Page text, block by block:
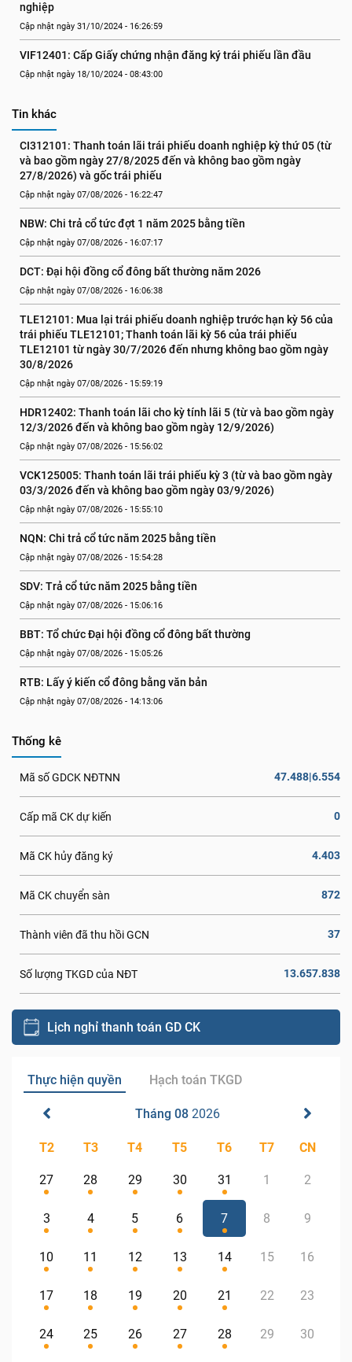
nghiệp
Cập nhật ngày 31/10/2024 - 16:26:59
VIF12401: Cấp Giấy chứng nhận đăng ký trái phiếu lần đầu
Cập nhật ngày 18/10/2024 - 08:43:00
Tin khác
CI312101: Thanh toán lãi trái phiếu doanh nghiệp kỳ thứ 05 (từ
và bao gồm ngày 27/8/2025 đến và không bao gồm ngày
27/8/2026) và gốc trái phiếu
Cập nhật ngày 07/08/2026 - 16:22:47
NBW: Chi trả cổ tức đợt 1 năm 2025 bằng tiền
Cập nhật ngày 07/08/2026 - 16:07:17
DCT: Đại hội đồng cổ đông bất thường năm 2026
Cập nhật ngày 07/08/2026 - 16:06:38
TLE12101: Mua lại trái phiếu doanh nghiệp trước hạn kỳ 56 của
trái phiếu TLE12101; Thanh toán lãi kỳ 56 của trái phiếu
TLE12101 từ ngày 30/7/2026 đến nhưng không bao gồm ngày
30/8/2026
Cập nhật ngày 07/08/2026 - 15:59:19
HDR12402: Thanh toán lãi cho kỳ tính lãi 5 (từ và bao gồm ngày
12/3/2026 đến và không bao gồm ngày 12/9/2026)
Cập nhật ngày 07/08/2026 - 15:56:02
VCK125005: Thanh toán lãi trái phiếu kỳ 3 (từ và bao gồm ngày
03/3/2026 đến và không bao gồm ngày 03/9/2026)
Cập nhật ngày 07/08/2026 - 15:55:10
NQN: Chi trả cổ tức năm 2025 bằng tiền
Cập nhật ngày 07/08/2026 - 15:54:28
SDV: Trả cổ tức năm 2025 bằng tiền
Cập nhật ngày 07/08/2026 - 15:06:16
BBT: Tổ chức Đại hội đồng cổ đông bất thường
Cập nhật ngày 07/08/2026 - 15:05:26
RTB: Lấy ý kiến cổ đông bằng văn bản
Cập nhật ngày 07/08/2026 - 14:13:06
Thống kê
Mã số GDCK NĐTNN 47.488|6.554
Cấp mã CK dự kiến 0
Mã CK hủy đăng ký 4.403
Mã CK chuyển sàn 872
Thành viên đã thu hồi GCN 37
Số lượng TKGD của NĐT 13.657.838
Lịch nghỉ thanh toán GD CK
Thực hiện quyền Hạch toán TKGD
Tháng 08 2026
T2 T3 T4 T5 T6 T7 CN
27 28 29 30 31 1 2
3 4 5 6 7 8 9
10 11 12 13 14 15 16
17 18 19 20 21 22 23
24 25 26 27 28 29 30